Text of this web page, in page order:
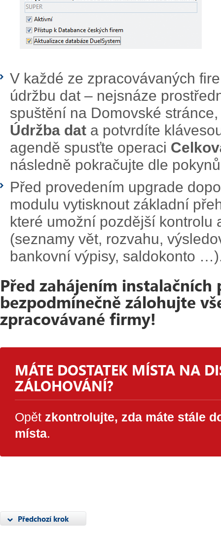
V každé ze zpracovávaných
údržbu dat – nejsnáze
spuštění na Domovské
Údržba dat a potvrdíte
agendě spusťte operaci
následně pokračujte dle
Před provedením upgrade
modulu vytisknout základní
které umožní pozdější kontrolu
(seznamy vět, rozvahu,
bankovní výpisy, saldokonto
Před zahájením instalačních
bezpodmínečně zálohujte
zpracovávané firmy!
MÁTE DOSTATEK MÍSTA NA
ZÁLOHOVÁNÍ?
Opět zkontrolujte, zda máte stále
místa.
Předchozí krok